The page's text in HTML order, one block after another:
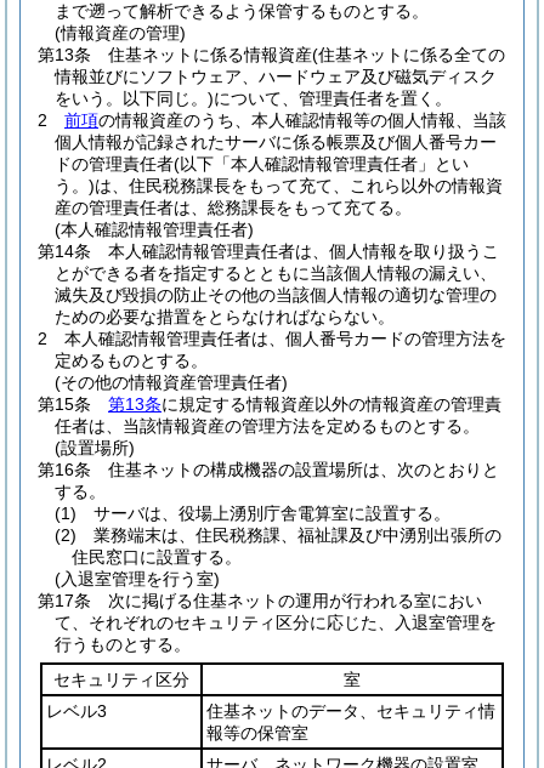
まで遡って解析できるよう保管するものとする。
(情報資産の管理)
第13条
住基ネットに係る情報資産(住基ネットに係る全ての
情報並びにソフトウェア、ハードウェア及び磁気ディスク
をいう。以下同じ。)について、管理責任者を置く。
2
前項の情報資産のうち、本人確認情報等の個人情報、当該
個人情報が記録されたサーバに係る帳票及び個人番号カー
ドの管理責任者(以下「本人確認情報管理責任者」とい
う。)は、住民税務課長をもって充て、これら以外の情報資
産の管理責任者は、総務課長をもって充てる。
(本人確認情報管理責任者)
第14条
本人確認情報管理責任者は、個人情報を取り扱うこ
とができる者を指定するとともに当該個人情報の漏えい、
滅失及び毀損の防止その他の当該個人情報の適切な管理の
ための必要な措置をとらなければならない。
2
本人確認情報管理責任者は、個人番号カードの管理方法を
定めるものとする。
(その他の情報資産管理責任者)
第15条
第13条に規定する情報資産以外の情報資産の管理責
任者は、当該情報資産の管理方法を定めるものとする。
(設置場所)
第16条
住基ネットの構成機器の設置場所は、次のとおりと
する。
(1)
サーバは、役場上湧別庁舎電算室に設置する。
(2)
業務端末は、住民税務課、福祉課及び中湧別出張所の
住民窓口に設置する。
(入退室管理を行う室)
第17条
次に掲げる住基ネットの運用が行われる室におい
て、それぞれのセキュリティ区分に応じた、入退室管理を
行うものとする。
セキュリティ区分
室
レベル3
住基ネットのデータ、セキュリティ情
報等の保管室